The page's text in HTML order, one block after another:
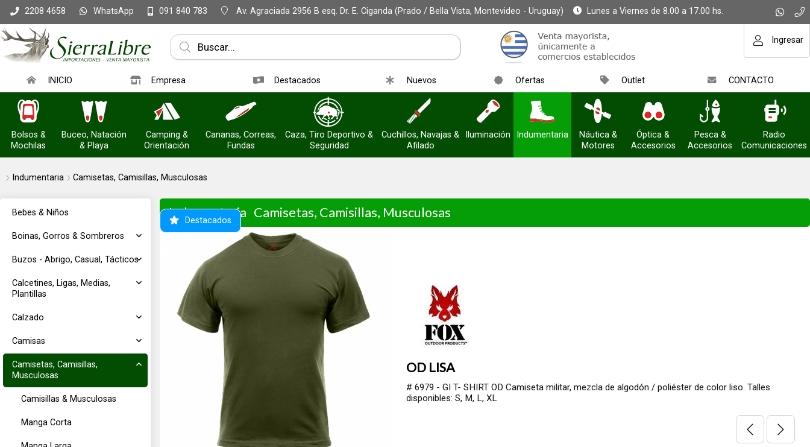
2208 4658 WhatsApp 091 840 783 Av. Agraciada 2956 B esq. Dr. E. Ciganda (Prado / Bella Vista, Montevideo - Uruguay) Lunes a Viernes de 8.00 a 17.00 hs.
Ingresar
INICIO Empresa Destacados Nuevos Ofertas Outlet CONTACTO
Bolsos &
Mochilas
Buceo, Natación
& Playa
Camping &
Orientación
Cananas, Correas,
Fundas
Caza, Tiro Deportivo &
Seguridad
Cuchillos, Navajas &
Afilado
Iluminación Indumentaria
Náutica &
Motores
Óptica &
Accesorios
Pesca &
Accesorios
Radio
Comunicaciones
Indumentaria Camisetas, Camisillas, Musculosas
Bebes & Niños
Boinas, Gorros & Sombreros
Buzos - Abrigo, Casual, Tácticos
Calcetines, Ligas, Medias,
Plantillas
Calzado
Camisas
Camisetas, Camisillas,
Musculosas
Camisillas & Musculosas
Manga Corta
Indumentaria Camisetas, Camisillas, Musculosas
Destacados
Ver tabla de medidas en
OD LISA
# 6979 - GI T- SHIRT OD Camiseta militar, mezcla de algodón / poliéster de color liso. Talles
disponibles: S, M, L, XL